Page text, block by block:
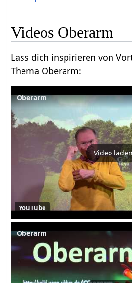
Lass dich inspirieren von
Thema Oberarm‏‎:
Oberarm
Video
YouTube
Oberarm